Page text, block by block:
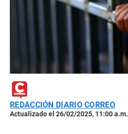
REDACCIÓN DIARIO CORREO
Actualizado el 26/02/2025, 11:00 a.m.